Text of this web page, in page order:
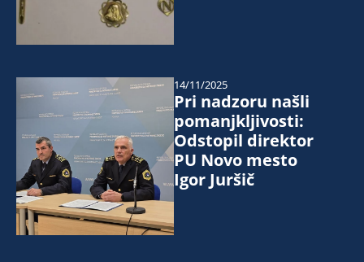
Pri nadzoru našli
pomanjkljivosti:
Odstopil direktor
PU Novo mesto
Igor Juršič
14/11/2025